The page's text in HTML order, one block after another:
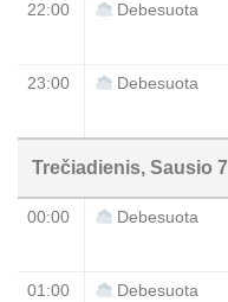
22:00 Debesuota
23:00 Debesuota
Trečiadienis, Sausio 7
00:00 Debesuota
01:00 Debesuota